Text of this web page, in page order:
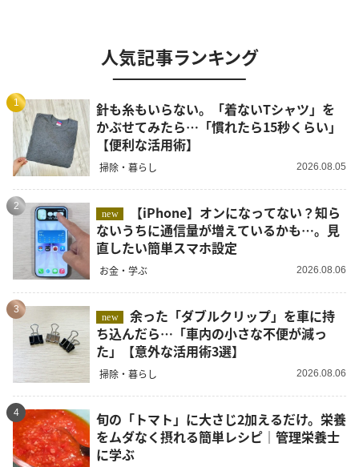
人気記事ランキング
1
針も糸もいらない。「着ないTシャツ」を
かぶせてみたら…「慣れたら15秒くらい」
【便利な活用術】
掃除・暮らし 2026.08.05
2
new
ないうちに通信量が増えているかも…。見
直したい簡単スマホ設定
お金・学ぶ 2026.08.06
3
new
余った「ダブルクリップ」を車に持
ち込んだら…「車内の小さな不便が減っ
た」【意外な活用術3選】
掃除・暮らし 2026.08.06
4
旬の「トマト」に大さじ2加えるだけ。栄養
をムダなく摂れる簡単レシピ｜管理栄養士
に学ぶ